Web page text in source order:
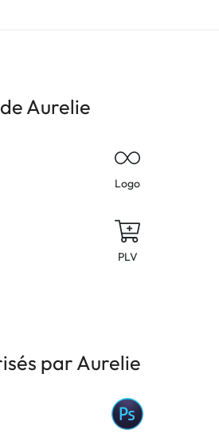
Aurelie
Logo
PLV
par Aurelie